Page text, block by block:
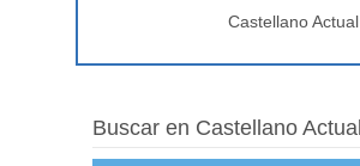
Castellano Actual
Buscar en Castellano Actual